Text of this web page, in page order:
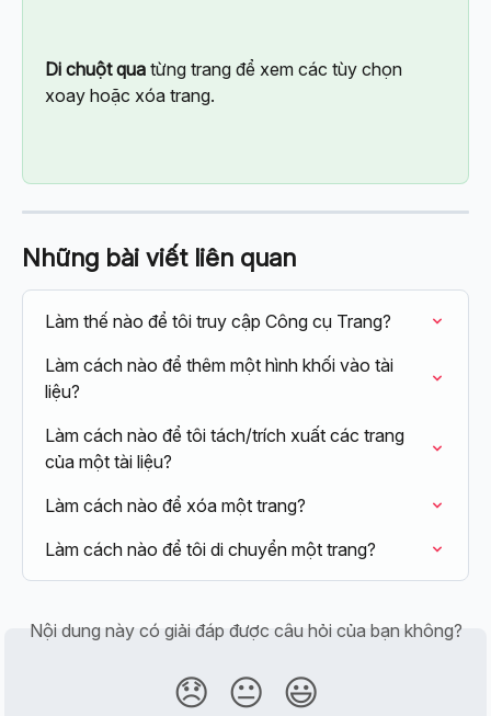
Di chuột qua từng trang để xem các tùy chọn
xoay hoặc xóa trang.
Những bài viết liên quan
Làm thế nào để tôi truy cập Công cụ Trang?
Làm cách nào để thêm một hình khối vào tài
liệu?
Làm cách nào để tôi tách/trích xuất các trang
của một tài liệu?
Làm cách nào để xóa một trang?
Làm cách nào để tôi di chuyển một trang?
Nội dung này có giải đáp được câu hỏi của bạn không?
😞 😐 😃